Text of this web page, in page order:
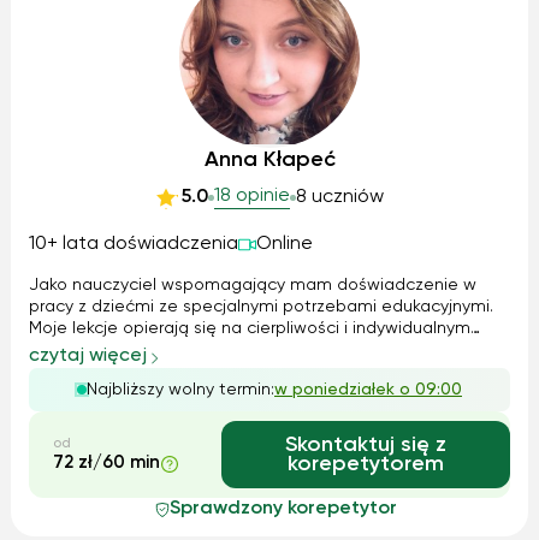
Anna Kłapeć
5.0 18 opinie 8 uczniów
10+ lata doświadczenia Online
Jako nauczyciel wspomagający mam doświadczenie w
pracy z dziećmi ze specjalnymi potrzebami edukacyjnymi.
Moje lekcje opierają się na cierpliwości i indywidualnym
podejściu do ucznia. Stosuję zarówno metody teoretyczne,
jak i praktyczne, aby uczniowie mogli jak najlepiej
zrozumieć materiał. Korzystam...
czytaj więcej
Najbliższy wolny termin:w poniedziałek o 09:00
od
72 zł/60 min
Skontaktuj się z
korepetytorem
Sprawdzony korepetytor